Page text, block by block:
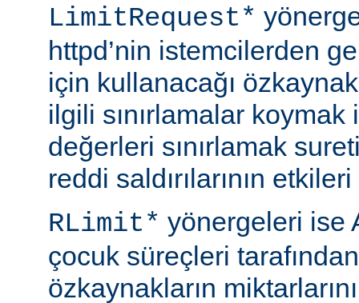
LimitRequest*
httpd’nin istemcilerden
için kullanacağı
ilgili sınırlamalar koymak
değerleri sınırlamak
reddi saldırılarının
RLimit* yönergeleri ise
çocuk süreçleri
özkaynakların